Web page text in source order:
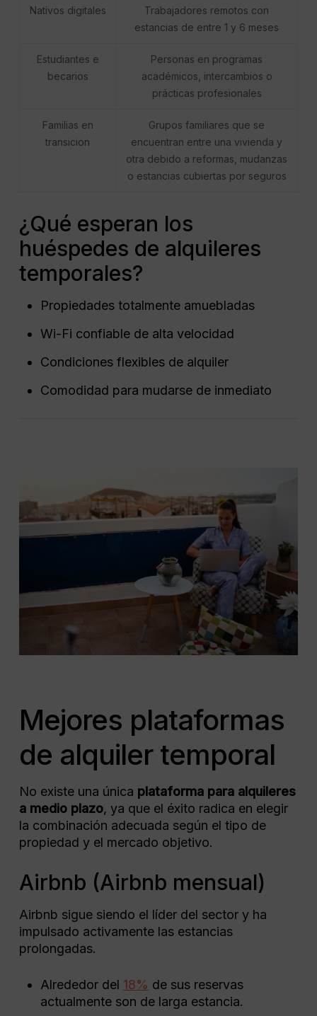
Nativos digitales
Trabajadores remotos con
estancias de entre 1 y 6 meses
Estudiantes e
becarios
Personas en programas
académicos, intercambios o
prácticas profesionales
Familias en
transicion
Grupos familiares que se
encuentran entre una vivienda y
otra debido a reformas, mudanzas
o estancias cubiertas por seguros
¿Qué esperan los
huéspedes de alquileres
temporales?
Propiedades totalmente amuebladas
Wi-Fi confiable de alta velocidad
Condiciones flexibles de alquiler
Comodidad para mudarse de inmediato
Mejores plataformas
de alquiler temporal
No existe una única plataforma para alquileres
a medio plazo, ya que el éxito radica en elegir
la combinación adecuada según el tipo de
propiedad y el mercado objetivo.
Airbnb (Airbnb mensual)
Airbnb sigue siendo el líder del sector y ha
impulsado activamente las estancias
prolongadas.
Alrededor del 18% de sus reservas
actualmente son de larga estancia.